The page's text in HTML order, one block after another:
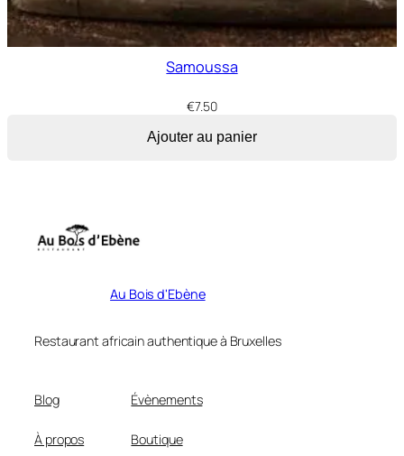
Samoussa
€7.50
Ajouter au panier
Au Bois d'Ebène
Restaurant africain authentique à Bruxelles
Blog
À propos
Évènements
Boutique